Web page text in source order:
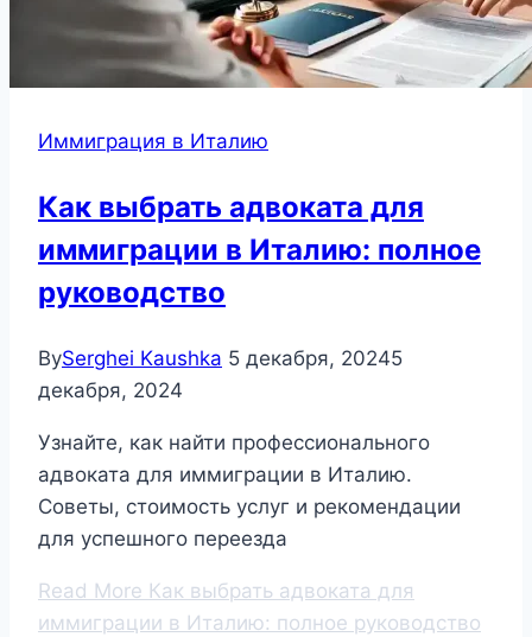
Иммиграция в Италию
Как выбрать адвоката для
иммиграции в Италию: полное
руководство
BySerghei Kaushka 5 декабря, 20245
декабря, 2024
Узнайте, как найти профессионального
адвоката для иммиграции в Италию.
Советы, стоимость услуг и рекомендации
для успешного переезда
Read More Как выбрать адвоката для
иммиграции в Италию: полное руководство